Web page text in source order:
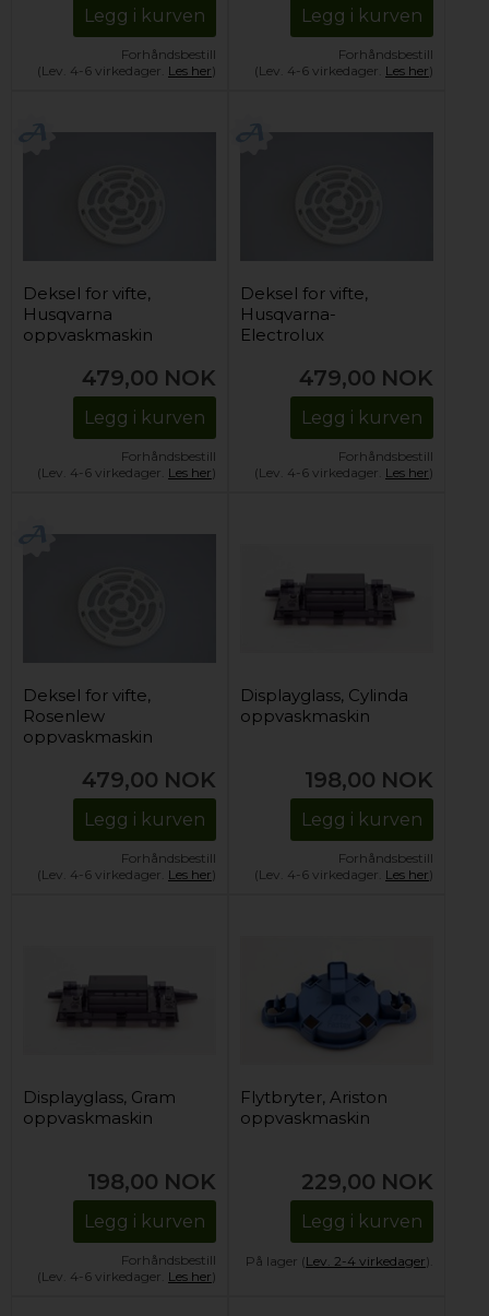
Legg i kurven
Forhåndsbestill
(Lev. 4-6 virkedager. Les her)
Legg i kurven
Forhåndsbestill
(Lev. 4-6 virkedager. Les her)
Deksel for vifte,
Husqvarna
oppvaskmaskin
479,00 NOK
Legg i kurven
Forhåndsbestill
(Lev. 4-6 virkedager. Les her)
Deksel for vifte,
Husqvarna-
Electrolux
(sitter i dør)479,00 NOK
Legg i kurven
Forhåndsbestill
(Lev. 4-6 virkedager. Les her)
Deksel for vifte,
Rosenlew
oppvaskmaskin
479,00 NOK
Legg i kurven
Forhåndsbestill
(Lev. 4-6 virkedager. Les her)
Displayglass, Cylinda
oppvaskmaskin
198,00 NOK
Legg i kurven
Forhåndsbestill
(Lev. 4-6 virkedager. Les her)
Displayglass, Gram
oppvaskmaskin
198,00 NOK
Legg i kurven
Forhåndsbestill
(Lev. 4-6 virkedager. Les her)
Flytbryter, Ariston
oppvaskmaskin
229,00 NOK
Legg i kurven
På lager (Lev. 2-4 virkedager).